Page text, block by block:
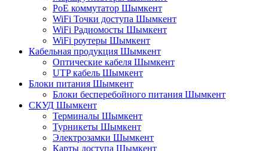
PoE коммутатор Шымкент
WiFi Точки доступа Шымкент
WiFi Радиомосты Шымкент
WiFi роутеры Шымкент
Кабельная продукция Шымкент
Оптические кабеля Шымкент
UTP кабель Шымкент
Блоки питания Шымкент
Блоки бесперебойного питания Шымкент
СКУД Шымкент
Терминалы Шымкент
Турникеты Шымкент
Электрозамки Шымкент
Карты доступа Шымкент